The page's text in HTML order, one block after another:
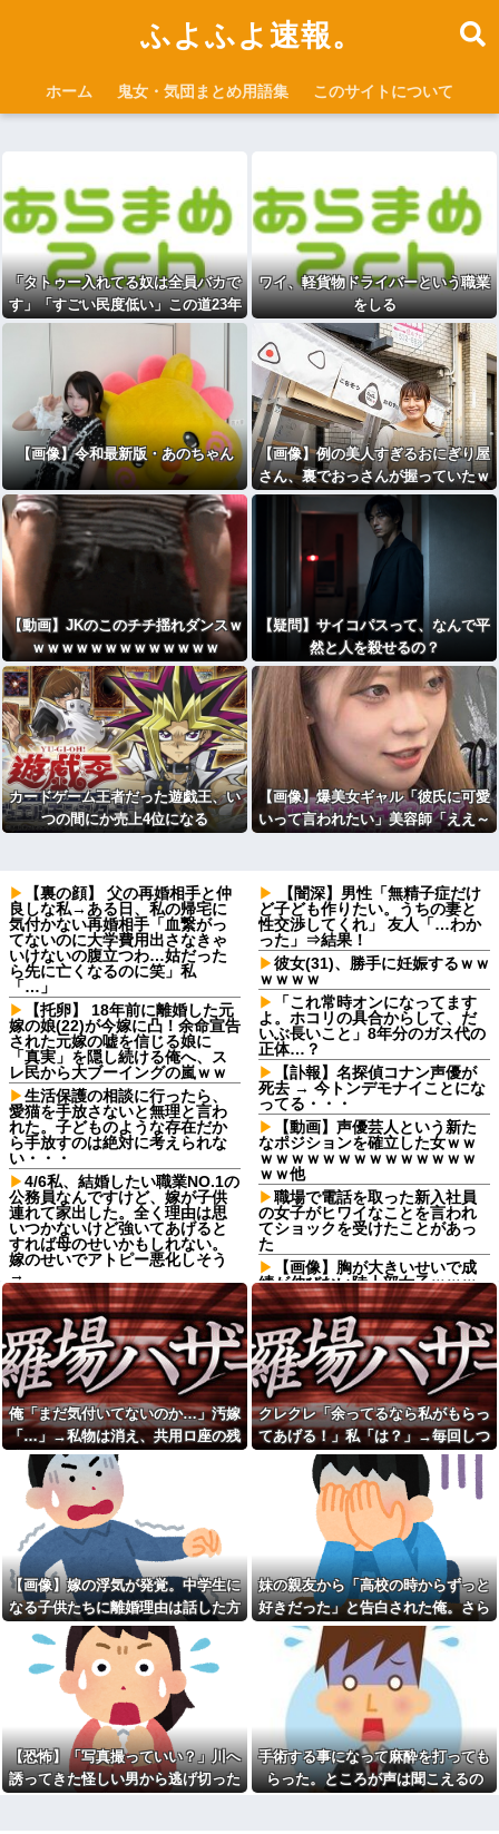
ふよふよ速報。
ホーム 鬼女・気団まとめ用語集 このサイトについて
「タトゥー入れてる奴は全員バカで
す」「すごい民度低い」この道23年
の彫り師YouTuberの動画が話題 ★
ワイ、軽貨物ドライバーという職業
をしる
【画像】令和最新版・あのちゃん
【画像】例の美人すぎるおにぎり屋
さん、裏でおっさんが握っていたｗ
ｗｗｗｗｗｗｗｗｗｗｗｗｗｗ
【動画】JKのこのチチ揺れダンスｗ
ｗｗｗｗｗｗｗｗｗｗｗｗｗ
【疑問】サイコパスって、なんで平
然と人を殺せるの？
カードゲーム王者だった遊戯王、い
つの間にか売上4位になる
【画像】爆美女ギャル「彼氏に可愛
いって言われたい」美容師「ええ～
【裏の顔】 父の再婚相手と仲
良しな私→ある日、私の帰宅に
気付かない再婚相手「血繋がっ
てないのに大学費用出さなきゃ
いけないの腹立つわ…姑だった
ら先に亡くなるのに笑」私
「…」
【托卵】 18年前に離婚した元
嫁の娘(22)が今嫁に凸！余命宣告
された元嫁の嘘を信じる娘に
「真実」を隠し続ける俺へ、ス
レ民から大ブーイングの嵐ｗｗ
生活保護の相談に行ったら、
愛猫を手放さないと無理と言わ
れた。子どものような存在だか
ら手放すのは絶対に考えられな
い・・・
4/6私、結婚したい職業NO.1の
公務員なんですけど、嫁が子供
連れて家出した。全く理由は思
いつかないけど強いてあげると
すれば母のせいかもしれない。
嫁のせいでアトピー悪化しそう
→
夫が首を吊った。気に入らな
いと私を殴るウトとそれを傍観
するトメに生活費をくれない
夫…地獄の義実家をでて離婚し
ようとしたら…夫にはとんでも
ない秘密があった
定食屋で大学生が大将に殴ら
れた。その理由がスカッとする...
友人の結婚式へ向かう日に、
トメから車を出せと要求され
た。断っただけなのに大騒ぎに
なってしまい…
嫁「間男と再婚したい」俺
「慰謝料を払うなら離婚だ」→
ところが後日「やっぱり戻りた
い」と言い出して…
某有名な外国系の公益法人で
窓口受付をやったとき、シフト
外しみたいな人をシフト表で数
人確認できたわ
高校の頃、担任と隣のクラス
の担任が結婚。「お祝いに行こ
う！」と結婚式場に突撃した結
熊本地震で居酒屋から温泉が
湧き出るｗｗｗｗｗｗｗｗ
【悲報】思春期の娘に「キモ
ッ」と言われたお父さん、グレ
るｗｗｗｗｗｗｗ
【闇深】男性「無精子症だけ
ど子ども作りたい。うちの妻と
性交渉してくれ」 友人「…わか
った」⇒結果！
彼女(31)、勝手に妊娠するｗｗ
ｗｗｗｗ
「これ常時オンになってます
よ。ホコリの具合からして、だ
いぶ長いこと」8年分のガス代の
正体…？
【訃報】名探偵コナン声優が
死去 → 今トンデモナイことにな
ってる・・・
【動画】声優芸人という新た
なポジションを確立した女ｗｗ
ｗｗｗｗｗｗｗｗｗｗｗｗｗｗ
ｗｗ他
職場で電話を取った新入社員
の女子がヒワイなことを言われ
てショックを受けたことがあっ
た
【画像】胸が大きいせいで成
績が伸びない陸上部女子ｗｗｗ
ｗｗｗｗｗｗｗｗｗ
【訃報】任天堂、ガチで終わ
る
義母「服装が失礼よ」私「お
互い様ですよね～」今までイビ
られ続けてきた私が義姉の披露
宴で大暴れｗｗ義親族に「ひっ
ぱたきますよ」と釘を刺したっ
たｗｗｗ
閉じかけの電車の扉に子供を
抱っこしたまま手を挟んで開け
させた旦那、後にはベビーカー
を押した奥さんが…
週1エステ＆週3パーソナルジ
ム通いの美意識過剰な先輩「こ
れって普通だよね？」→私「真
似できません…」の不毛なやり
取りに疲れ果てた・・・
【冷めた】朝起きた時点で化
粧塗り始めてた彼女が風呂入っ
て準備終わっても塗ってて「い
い加減にしろ」って無理に出か
けても道中で塗ってた
本物のスパイ、政府批判どこ
ろか「むしろ政府の味方」を演
じて潜伏することが判明
【絶体絶命！】夫実家では老
犬を飼っている。義母から「申
し訳ないけどお留守番に来て貰
俺「まだ気付いてないのか…」汚嫁
「…」→私物は消え、共用ロ座の残
高は653円。それでも嫁は平然とし
ていて…
クレクレ「余ってるなら私がもらっ
てあげる！」私「は？」→毎回しつ
こく食い下がるので、ある方法を試
した結果…
【画像】嫁の浮気が発覚。中学生に
なる子供たちに離婚理由は話した方
がいい？
妹の親友から「高校の時からずっと
好きだった」と告白された俺。さら
にキス責めに遭い
【恐怖】「写真撮っていい？」川へ
誘ってきた怪しい男から逃げ切った
手術する事になって麻酔を打っても
らった。ところが声は聞こえるの